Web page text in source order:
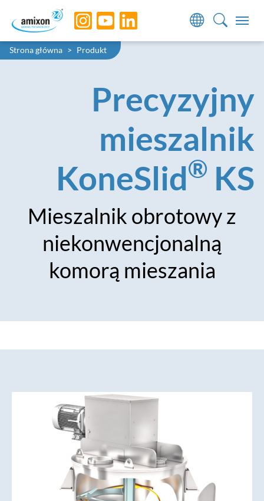
Skip to main navigation
Skip to main content
Skip to page footer
You are here:
Strona główna Produkt
Precyzyjny
mieszalnik
KoneSlid® KS
Mieszalnik obrotowy z
niekonwencjonalną
komorą mieszania